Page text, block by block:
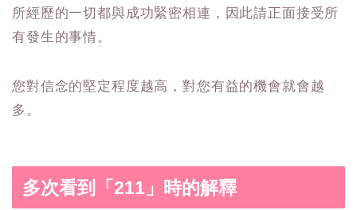
所經歷的一切都與成功緊密相連，因此請正面接受所
有發生的事情。
您對信念的堅定程度越高，對您有益的機會就會越
多。
多次看到「211」時的解釋